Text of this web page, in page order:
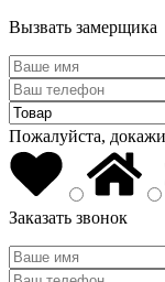
Вызвать замерщика
Пожалуйста,
Заказать звонок